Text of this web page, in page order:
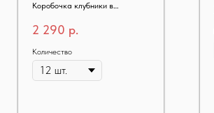
Коробочка клубники в
2 290 р.
Количество